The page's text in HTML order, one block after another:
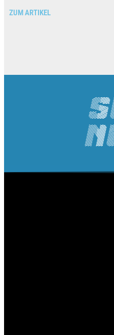
ZUM ARTIKEL